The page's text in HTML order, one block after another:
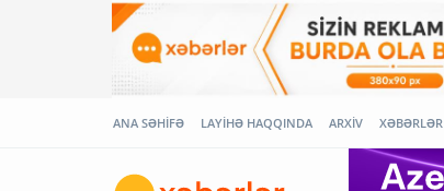
ANA SƏHİFƏ LAYİHƏ HAQQINDA ARXİV XƏBƏRLƏR